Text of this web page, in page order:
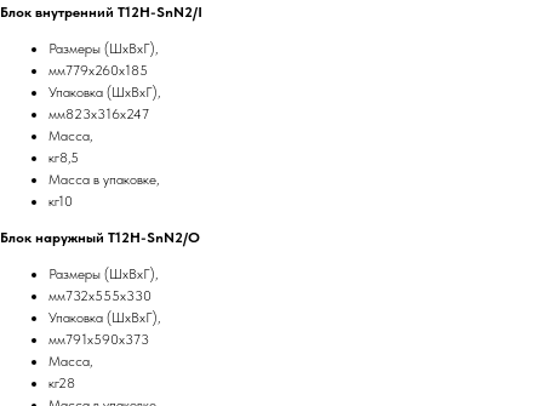
Блок внутренний T12H-SnN2/I
Размеры (ШхВхГ),
мм779x260x185
Упаковка (ШхВхГ),
мм823x316x247
Масса,
кг8,5
Масса в упаковке,
кг10
Блок наружный T12H-SnN2/O
Размеры (ШхВхГ),
мм732x555x330
Упаковка (ШхВхГ),
мм791x590x373
Масса,
кг28